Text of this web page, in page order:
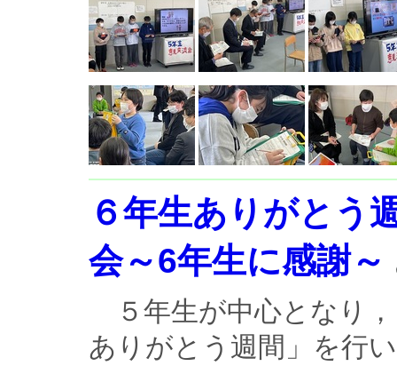
６年生ありがとう
会～6年生に感謝～
５年生が中心となり
ありがとう週間」を行